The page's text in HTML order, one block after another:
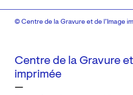
Centre de la Gravure
imprimée
—
© Centre de la Gravure et de l’Image